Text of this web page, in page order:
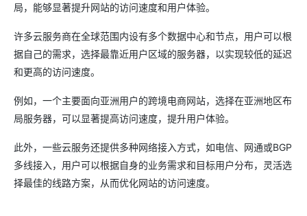
局，能够显著提升网站的访问速度和用户体验。
许多云服务商在全球范围内设有多个数据中心和节点，用户可以根
据自己的需求，选择最靠近用户区域的服务器，以实现较低的延迟
和更高的访问速度。
例如，一个主要面向亚洲用户的跨境电商网站，选择在亚洲地区布
局服务器，可以显著提高访问速度，提升用户体验。
此外，一些云服务还提供多种网络接入方式，如电信、网通或BGP
多线接入，用户可以根据自身的业务需求和目标用户分布，灵活选
择最佳的线路方案，从而优化网站的访问速度。